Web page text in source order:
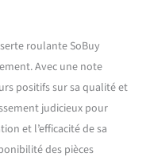
roulante SoBuy
Avec une note
positifs sur sa qualité et
judicieux pour
et l’efficacité de sa
des pièces